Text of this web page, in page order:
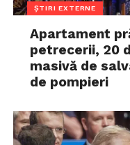
ȘTIRI EXTERNE
Apartament
petrecerii, 20
masivă de
de pompieri